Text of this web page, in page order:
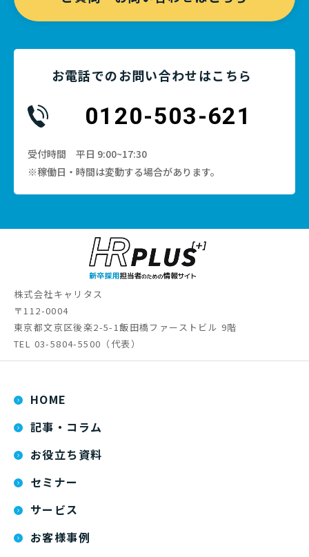
お電話でのお問い合わせはこちら
0120-503-621
受付時間 平日 9:00~17:30
※稼働日・時間は変動する場合があります。
株式会社キャリタス
〒112-0004
東京都文京区後楽2-5-1飯田橋ファーストビル 9階
TEL 03-5804-5500 （代表）
HOME
記事・コラム
お役立ち資料
セミナー
サービス
お客様事例